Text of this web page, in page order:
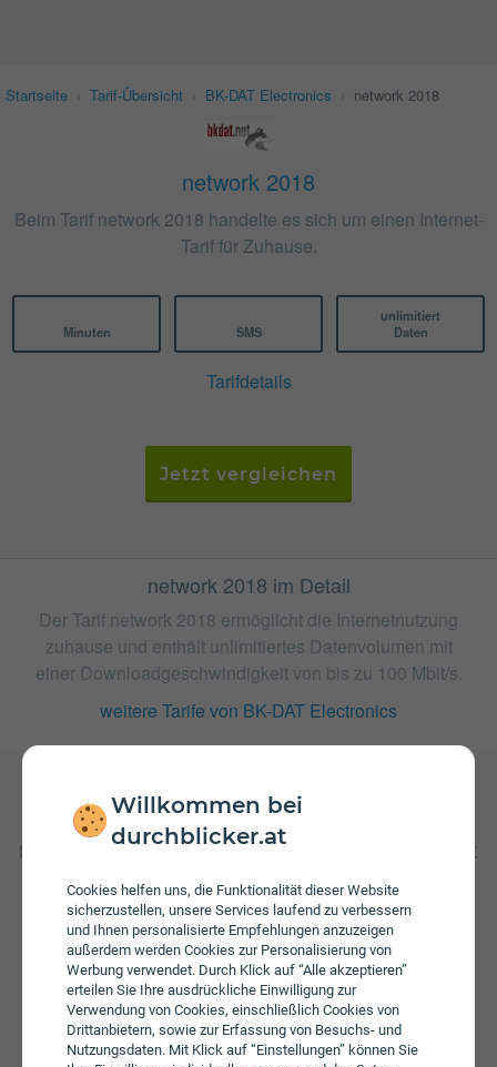
Willkommen bei
durchblicker.at
Cookies helfen uns, die Funktionalität dieser Website
sicherzustellen, unsere Services laufend zu verbessern
und Ihnen personalisierte Empfehlungen anzuzeigen
außerdem werden Cookies zur Personalisierung von
Werbung verwendet. Durch Klick auf “Alle akzeptieren”
erteilen Sie Ihre ausdrückliche Einwilligung zur
Verwendung von Cookies, einschließlich Cookies von
Drittanbietern, sowie zur Erfassung von Besuchs- und
Nutzungsdaten. Mit Klick auf “Einstellungen” können Sie
Startseite Tarif-Übersicht BK-DAT Electronics network 2018
network 2018
Beim Tarif network 2018 handelte es sich um einen Internet-
Tarif für Zuhause.
Minuten SMS
unlimitiert
Daten
Tarifdetails
Jetzt vergleichen
network 2018 im Detail
Der Tarif network 2018 ermöglicht die Internetnutzung
zuhause und enthält unlimitiertes Datenvolumen mit
einer Downloadgeschwindigkeit von bis zu 100 Mbit/s.
weitere Tarife von BK-DAT Electronics
Gebühren
Beim Tarif network 2018 fallen monatliche Gebühren von €
105,00 an. Die Einmalkosten können sich durch eine
längere Bindungsfrist reduzieren.